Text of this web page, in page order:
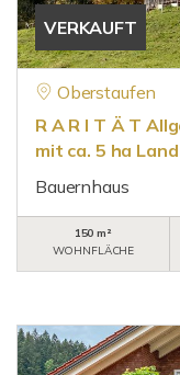
VERKAUFT
Oberstaufen
R A R I T Ä T
mit ca. 5 ha
Bauernhaus
150 m²
WOHNFLÄCHE